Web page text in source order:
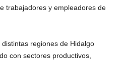
trabajadores y empleadores de
regiones de Hidalgo
con sectores productivos,